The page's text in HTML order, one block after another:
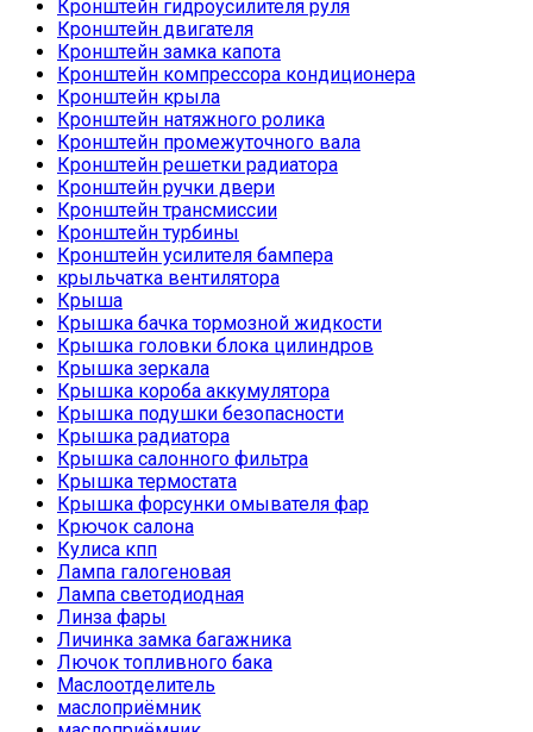
Кронштейн гидроусилителя руля
Кронштейн двигателя
Кронштейн замка капота
Кронштейн компрессора кондиционера
Кронштейн крыла
Кронштейн натяжного ролика
Кронштейн промежуточного вала
Кронштейн решетки радиатора
Кронштейн ручки двери
Кронштейн трансмиссии
Кронштейн турбины
Кронштейн усилителя бампера
крыльчатка вентилятора
Крыша
Крышка бачка тормозной жидкости
Крышка головки блока цилиндров
Крышка зеркала
Крышка короба аккумулятора
Крышка подушки безопасности
Крышка радиатора
Крышка салонного фильтра
Крышка термостата
Крышка форсунки омывателя фар
Крючок салона
Кулиса кпп
Лампа галогеновая
Лампа светодиодная
Линза фары
Личинка замка багажника
Лючок топливного бака
Маслоотделитель
маслоприёмник